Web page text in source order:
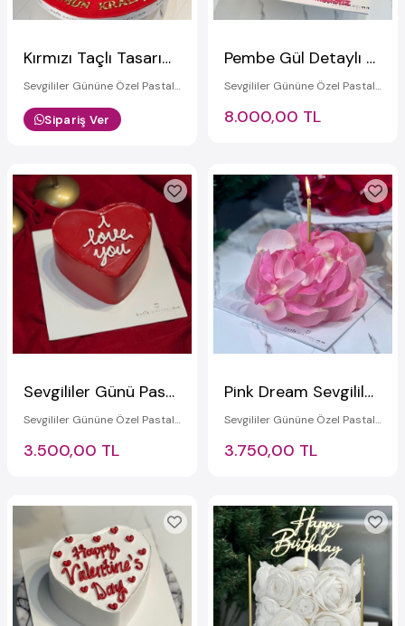
Kırmızı Taçlı Tasarım Pasta (Gül Dizayn)
Sevgililer Gününe Özel Pastalar
Sipariş Ver
Pembe Gül Detaylı Sevgiliye Hediye Pasta
Sevgililer Gününe Özel Pastalar
8.000,00 TL
Sevgililer Günü Pastası
Sevgililer Gününe Özel Pastalar
3.500,00 TL
Pink Dream Sevgililer Günü Pastası
Sevgililer Gününe Özel Pastalar
3.750,00 TL